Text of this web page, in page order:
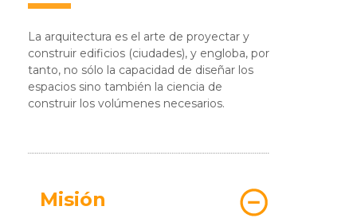
La arquitectura es el arte de proyectar y
construir edificios (ciudades), y engloba, por
tanto, no sólo la capacidad de diseñar los
espacios sino también la ciencia de
construir los volúmenes necesarios.
Misión